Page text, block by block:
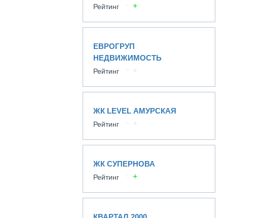
Рейтинг
ЕВРОГРУП
НЕДВИЖИМОСТЬ
Рейтинг
ЖК LEVEL АМУРСКАЯ
Рейтинг
ЖК СУПЕРНОВА
Рейтинг